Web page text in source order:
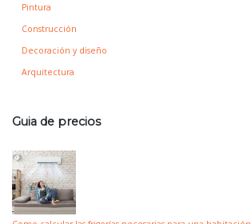
Pintura
Construcción
Decoración y diseño
Arquitectura
Guia de precios